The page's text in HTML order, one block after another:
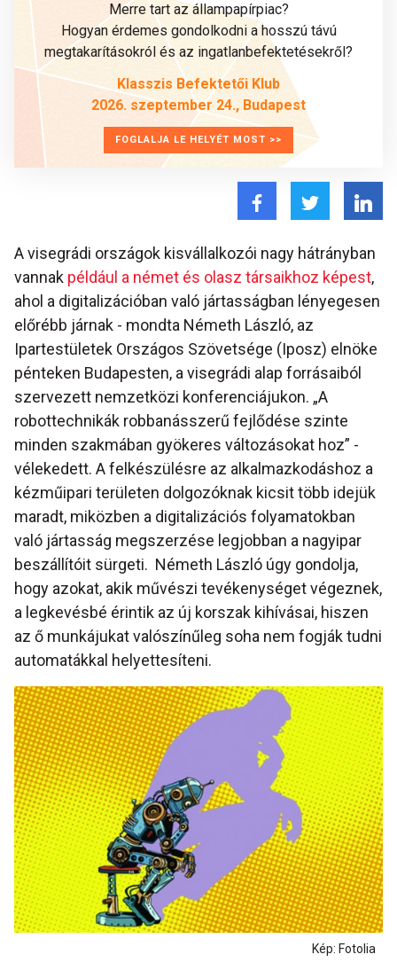
Merre tart az állampapírpiac?
Hogyan érdemes gondolkodni a hosszú távú
megtakarításokról és az ingatlanbefektetésekről?
Klasszis Befektetői Klub
2026. szeptember 24., Budapest
FOGLALJA LE HELYÉT MOST >>
A visegrádi országok kisvállalkozói nagy hátrányban
vannak például a német és olasz társaikhoz képest,
ahol a digitalizációban való jártasságban lényegesen
előrébb járnak - mondta Németh László, az
Ipartestületek Országos Szövetsége (Iposz) elnöke
pénteken Budapesten, a visegrádi alap forrásaiból
szervezett nemzetközi konferenciájukon. „A
robottechnikák robbanásszerű fejlődése szinte
minden szakmában gyökeres változásokat hoz” -
vélekedett. A felkészülésre az alkalmazkodáshoz a
kézműipari területen dolgozóknak kicsit több idejük
maradt, miközben a digitalizációs folyamatokban
való jártasság megszerzése legjobban a nagyipar
beszállítóit sürgeti. Németh László úgy gondolja,
hogy azokat, akik művészi tevékenységet végeznek,
a legkevésbé érintik az új korszak kihívásai, hiszen
az ő munkájukat valószínűleg soha nem fogják tudni
automatákkal helyettesíteni.
Kép: Fotolia